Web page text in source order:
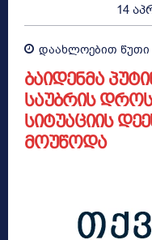
14
დაახლოებით წუთი
ბაიდენმა
საუბრის
სიტუაციის
მოუწოდა